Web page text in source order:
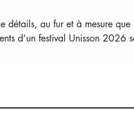
détails, au fur et à mesure que
d’un festival Unisson 2026